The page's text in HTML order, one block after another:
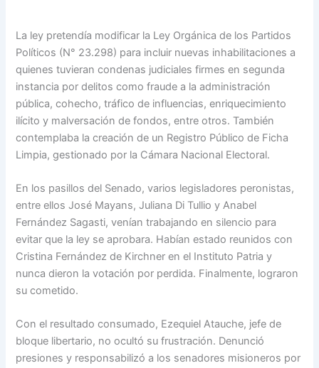
La ley pretendía modificar la Ley Orgánica de los Partidos
Políticos (N° 23.298) para incluir nuevas inhabilitaciones a
quienes tuvieran condenas judiciales firmes en segunda
instancia por delitos como fraude a la administración
pública, cohecho, tráfico de influencias, enriquecimiento
ilícito y malversación de fondos, entre otros. También
contemplaba la creación de un Registro Público de Ficha
Limpia, gestionado por la Cámara Nacional Electoral.
En los pasillos del Senado, varios legisladores peronistas,
entre ellos José Mayans, Juliana Di Tullio y Anabel
Fernández Sagasti, venían trabajando en silencio para
evitar que la ley se aprobara. Habían estado reunidos con
Cristina Fernández de Kirchner en el Instituto Patria y
nunca dieron la votación por perdida. Finalmente, lograron
su cometido.
Con el resultado consumado, Ezequiel Atauche, jefe de
bloque libertario, no ocultó su frustración. Denunció
presiones y responsabilizó a los senadores misioneros por